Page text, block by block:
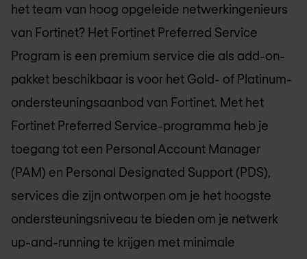
het team van hoog opgeleide netwerkingenieurs
van Fortinet? Het Fortinet Preferred Service
Program is een premium service die als add-on-
pakket beschikbaar is voor het Gold- of Platinum-
ondersteuningsaanbod van Fortinet. Met het
Fortinet Preferred Service-programma heb je
toegang tot een Personal Account Manager
(PAM) en Personal Designated Support (PDS),
services die zijn ontworpen om je het hoogste
ondersteuningsniveau te bieden om je netwerk
up-and-running te krijgen met minimale